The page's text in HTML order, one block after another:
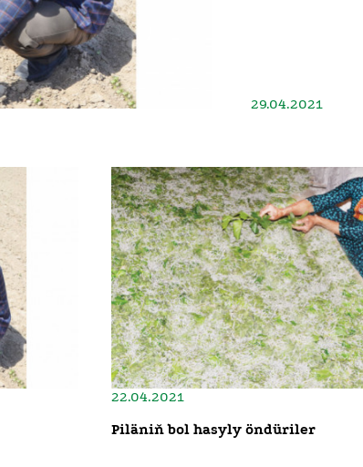
29.04.2021
22.04.2021
Piläniň bol hasyly öndüriler